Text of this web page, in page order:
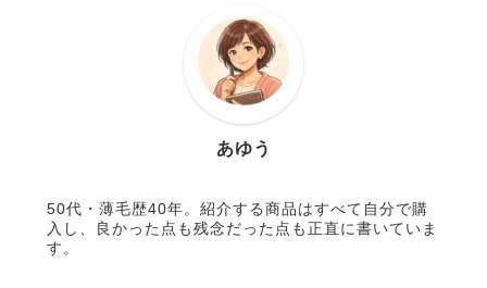
あゆう
50代・薄毛歴40年。紹介する商品はすべて自分で購
入し、良かった点も残念だった点も正直に書いていま
す。